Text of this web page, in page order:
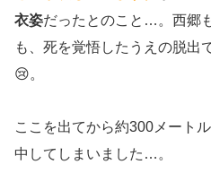
衣姿だったとのこと…。西郷
も、死を覚悟したうえの脱出
😢。
ここを出てから約300メート
中してしまいました…。